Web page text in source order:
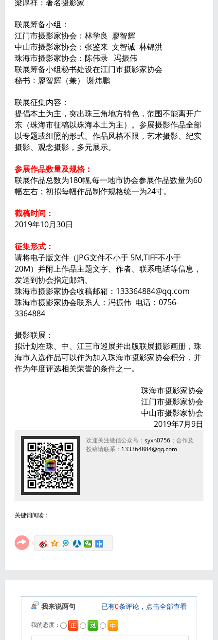
梁厚祥：著名摄影家
联展筹备小组：
江门市摄影家协会：林学良 廖智辉
中山市摄影家协会：张鉴来 文智诚 林锦洪
珠海市摄影家协会：陈伟录 冯振伟
联展筹备小组秘书处设在江门市摄影家协会
秘书：廖智辉（兼） 谢炜鹏
联展征集内容：
提倡本土为主，突出珠三角地方特色，范围不能离开广
东（珠海市征稿以珠海本土为主）。参展摄影作品全部
以专题或组照的形式。作品风格不限，艺术摄影、纪实
摄影、观念摄影，多元展示。
参展作品数量及规格：
联展作品总数为180幅,每一地市协会参展作品数量为60
幅左右；初拟每幅作品制作规格统一为24寸。
截稿时间：
2019年10月30日
征集形式：
请将电子版文件（JPG文件不小于 5M,TIFF不小于
20M）并附上作品主题文字、作者、联系电话等信息，
发送到协会指定邮箱。
珠海市摄影家协会收稿邮箱：133364884@qq.com
珠海市摄影家协会联系人：冯振伟 电话：0756-
3364884
摄影联展：
拟计划在珠、中、江三市巡展并出版联展摄影画册，珠
海市入选作品可以作为加入珠海市摄影家协会积分，并
作为年度评选相关荣誉的条件之一。
珠海市摄影家协会
江门市摄影家协会
中山市摄影家协会
2019年7月9日
欢迎关注微信公众号： syxh0756；合作及
投稿请联系： 133364884@qq.com
关键词阅读：